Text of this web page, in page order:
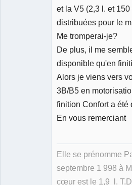
et la V5 (2,3 l. et
distribuées pour le
Me tromperai-je?
De plus, il me
disponible qu'en
Alors je viens vers
3B/B5 en
finition Confort a été
En vous remerciant
Elle se prénomme
septembre 1 998 à
cœur est le 1,9 l.